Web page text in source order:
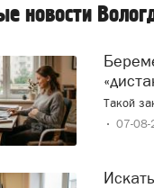
новости
Беременных женщин предлагают переводить на
Такой
07-08-